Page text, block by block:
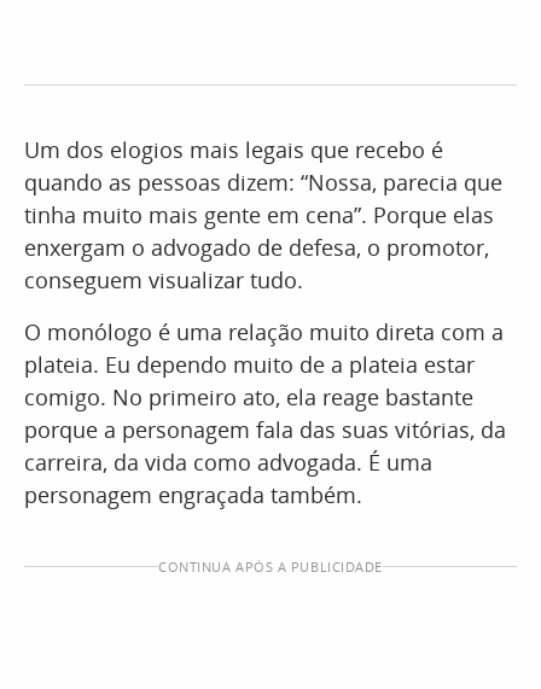
Um dos elogios mais legais que recebo é
quando as pessoas dizem: “Nossa, parecia que
tinha muito mais gente em cena”. Porque elas
enxergam o advogado de defesa, o promotor,
conseguem visualizar tudo.
O monólogo é uma relação muito direta com a
plateia. Eu dependo muito de a plateia estar
comigo. No primeiro ato, ela reage bastante
porque a personagem fala das suas vitórias, da
carreira, da vida como advogada. É uma
personagem engraçada também.
CONTINUA APÓS A PUBLICIDADE